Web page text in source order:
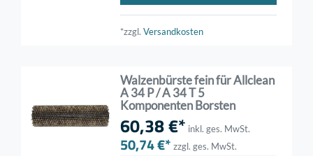
*zzgl.Versandkosten
Walzenbürste fein für Allclean
A 34 P / A 34 T 5
Komponenten Borsten
60,38 €* inkl. ges. MwSt.
50,74 €* zzgl. ges. MwSt.